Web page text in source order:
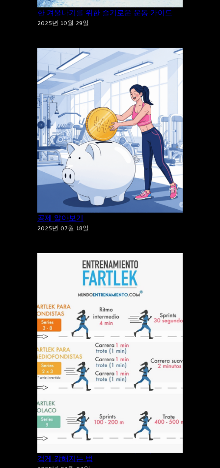
“추위”에 “운동”을 포기하시겠습니까? 건강
한 겨울나기를 위한 슬기로운 운동 가이드
2025년 10월 29일
건강도 지키고 세금도 지키는 체육시설 소득
공제 알아보기
2025년 07월 18일
지루한 달리기는 이제 그만! ‘파틀렉’으로 즐
겁게 강해지는 법